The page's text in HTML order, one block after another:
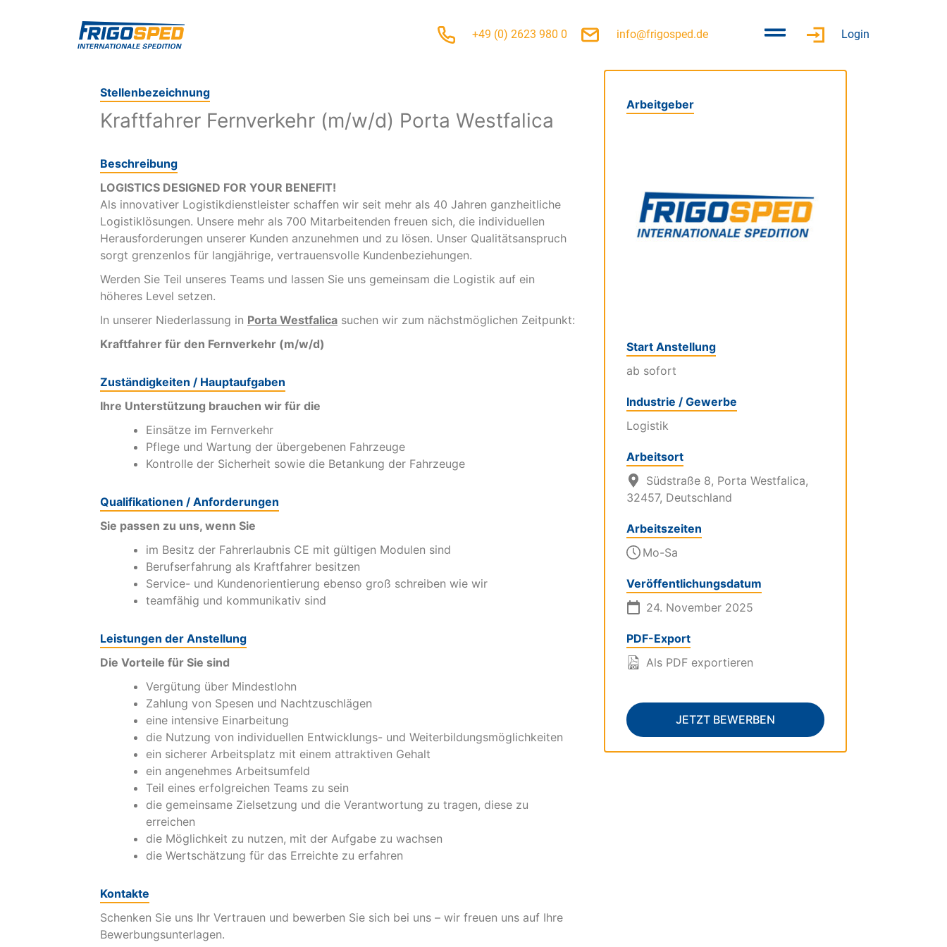
+49 (0) 2623 980 0 info@frigosped.de Login
Stellenbezeichnung
Kraftfahrer Fernverkehr (m/w/d) Porta Westfalica
Beschreibung
LOGISTICS DESIGNED FOR YOUR BENEFIT!
Als innovativer Logistikdienstleister schaffen wir seit mehr als 40 Jahren ganzheitliche
Logistiklösungen. Unsere mehr als 700 Mitarbeitenden freuen sich, die individuellen
Herausforderungen unserer Kunden anzunehmen und zu lösen. Unser Qualitätsanspruch
sorgt grenzenlos für langjährige, vertrauensvolle Kundenbeziehungen.
Werden Sie Teil unseres Teams und lassen Sie uns gemeinsam die Logistik auf ein
höheres Level setzen.
In unserer Niederlassung in Porta Westfalica suchen wir zum nächstmöglichen Zeitpunkt:
Kraftfahrer für den Fernverkehr (m/w/d)
Zuständigkeiten / Hauptaufgaben
Ihre Unterstützung brauchen wir für die
Einsätze im Fernverkehr
Pflege und Wartung der übergebenen Fahrzeuge
Kontrolle der Sicherheit sowie die Betankung der Fahrzeuge
Qualifikationen / Anforderungen
Sie passen zu uns, wenn Sie
im Besitz der Fahrerlaubnis CE mit gültigen Modulen sind
Berufserfahrung als Kraftfahrer besitzen
Service- und Kundenorientierung ebenso groß schreiben wie wir
teamfähig und kommunikativ sind
Leistungen der Anstellung
Die Vorteile für Sie sind
Vergütung über Mindestlohn
Zahlung von Spesen und Nachtzuschlägen
eine intensive Einarbeitung
die Nutzung von individuellen Entwicklungs- und Weiterbildungsmöglichkeiten
ein sicherer Arbeitsplatz mit einem attraktiven Gehalt
ein angenehmes Arbeitsumfeld
Teil eines erfolgreichen Teams zu sein
die gemeinsame Zielsetzung und die Verantwortung zu tragen, diese zu
erreichen
die Möglichkeit zu nutzen, mit der Aufgabe zu wachsen
die Wertschätzung für das Erreichte zu erfahren
Kontakte
Schenken Sie uns Ihr Vertrauen und bewerben Sie sich bei uns – wir freuen uns auf Ihre
Bewerbungsunterlagen.
Arbeitgeber
Start Anstellung
ab sofort
Industrie / Gewerbe
Logistik
Arbeitsort
Südstraße 8, Porta Westfalica,
32457, Deutschland
Arbeitszeiten
Mo-Sa
Veröffentlichungsdatum
24. November 2025
PDF-Export
Als PDF exportieren
JETZT BEWERBEN